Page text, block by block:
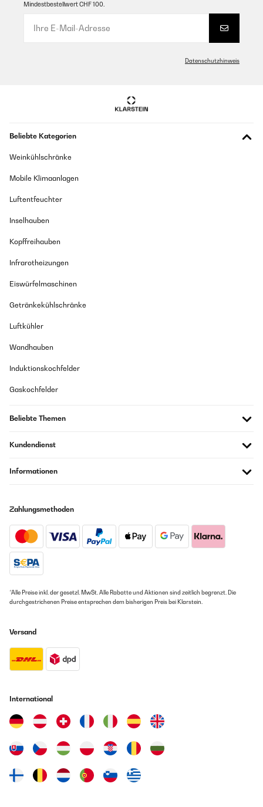
Mindestbestellwert CHF 100.
Datenschutzhinweis
Beliebte Kategorien
Weinkühlschränke
Mobile Klimaanlagen
Luftentfeuchter
Inselhauben
Kopffreihauben
Infrarotheizungen
Eiswürfelmaschinen
Getränkekühlschränke
Luftkühler
Wandhauben
Induktionskochfelder
Gaskochfelder
Beliebte Themen
Kundendienst
Informationen
Zahlungsmethoden
*Alle Preise inkl. der gesetzl. MwSt. Alle Rabatte und Aktionen sind zeitlich begrenzt. Die
durchgestrichenen Preise entsprechen dem bisherigen Preis bei Klarstein.
Versand
International